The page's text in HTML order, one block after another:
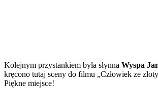
Kolejnym przystankiem była słynna Wyspa
kręcono tutaj sceny do filmu „Człowiek ze
Piękne miejsce!